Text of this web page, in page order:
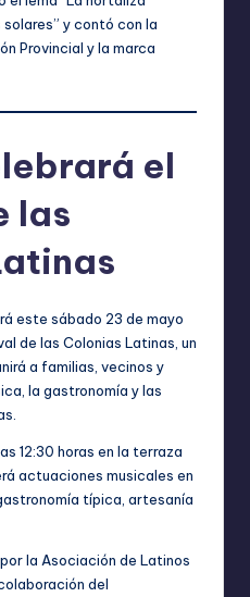
y contó con la
Provincial y la marca
el
las
este sábado 23 de mayo
de las Colonias Latinas, un
a familias, vecinos y
la gastronomía y las
12:30 horas en la terraza
actuaciones musicales en
típica, artesanía
la Asociación de Latinos
del